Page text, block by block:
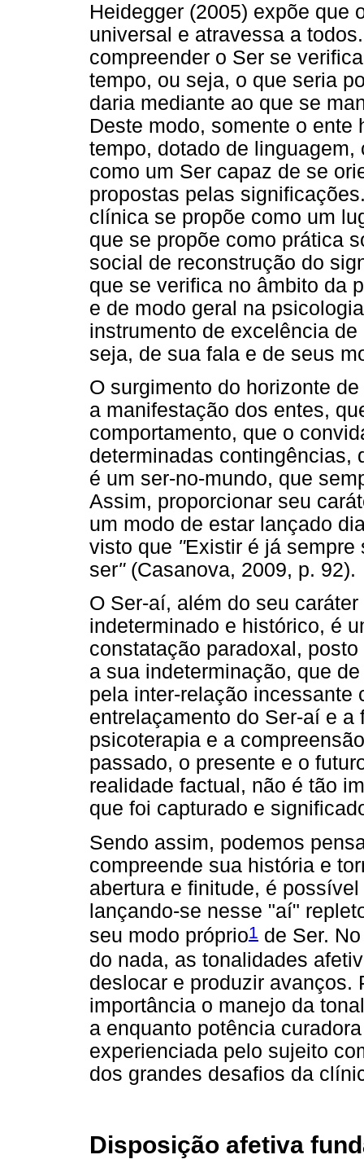
Heidegger (2005) expõe que
universal e atravessa a
compreender o Ser se
tempo, ou seja, o que seria
daria mediante ao que se
Deste modo, somente o ente
tempo, dotado de
como um Ser capaz de se
propostas pelas
clínica se propõe como um
que se propõe como prática
social de reconstrução do
que se verifica no âmbito da
e de modo geral na
instrumento de excelência
seja, de sua fala e de seus
O surgimento do horizonte
a manifestação dos entes,
comportamento, que o
determinadas contingências,
é um ser-no-mundo, que
Assim, proporcionar seu
um modo de estar lançado
visto que "Existir é já sempre
ser"(Casanova, 2009, p. 92).
O Ser-aí, além do seu
indeterminado e histórico, é
constatação paradoxal,
a sua indeterminação, que
pela inter-relação incessante
entrelaçamento do Ser-aí e
psicoterapia e a
passado, o presente e o
realidade factual, não é tão
que foi capturado e
Sendo assim, podemos
compreende sua história e
abertura e finitude, é
lançando-se nesse "aí"
seu modo próprio1 de Ser.
do nada, as tonalidades
deslocar e produzir avanços.
importância o manejo da
a enquanto potência
experienciada pelo sujeito
dos grandes desafios da
Disposição afetiva